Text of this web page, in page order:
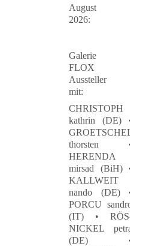
August
2026:
Galerie
FLOX
Aussteller
mit:
CHRISTOPH
kathrin (DE) •
GROETSCHEL
thorsten •
HERENDA
mirsad (BiH) •
KALLWEIT
nando (DE) •
PORCU sandro
(IT) • RÖS-
NICKEL petra
(DE) •